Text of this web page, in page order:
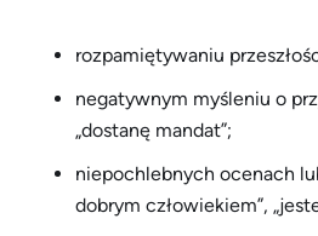
rozpamiętywaniu
negatywnym myśleniu o
„dostanę mandat”;
niepochlebnych ocenach
dobrym człowiekiem”,